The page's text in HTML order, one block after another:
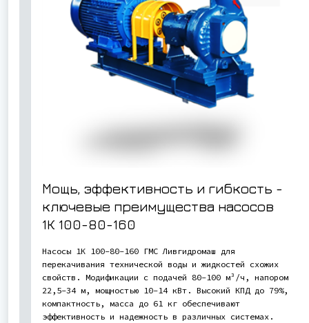
Мощь, эффективность и гибкость -
ключевые преимущества насосов
1К 100-80-160
Насосы 1К 100-80-160 ГМС Ливгидромаш для
перекачивания технической воды и жидкостей схожих
свойств. Модификации с подачей 80-100 м³/ч, напором
22,5-34 м, мощностью 10-14 кВт. Высокий КПД до 79%,
компактность, масса до 61 кг обеспечивают
эффективность и надежность в различных системах.